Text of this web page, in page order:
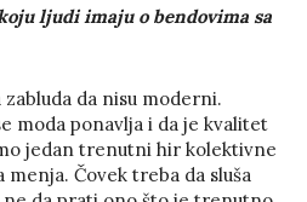
ljudi imaju o bendovima sa
da nisu moderni.
moda ponavlja i da je kvalitet
jedan trenutni hir kolektivne
menja. Čovek treba da sluša